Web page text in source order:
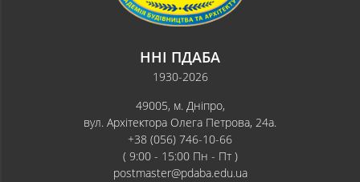
ННІ ПДАБА
1930-2026
49005, м. Дніпро,
вул. Архітектора Олега Петрова, 24а.
+38 (056) 746-10-66
( 9:00 - 15:00 Пн - Пт )
postmaster@pdaba.edu.ua